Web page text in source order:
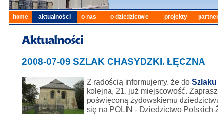
home aktualności o nas o dziedzictwie projekty
2008-07-09 SZLAK CHASYDZKI. ŁĘCZNA
Z radością informujemy, że do
kolejna, 21. już miejscowość.
poświęconą żydowskiemu
się na POLIN - Dziedzictwo Polskich